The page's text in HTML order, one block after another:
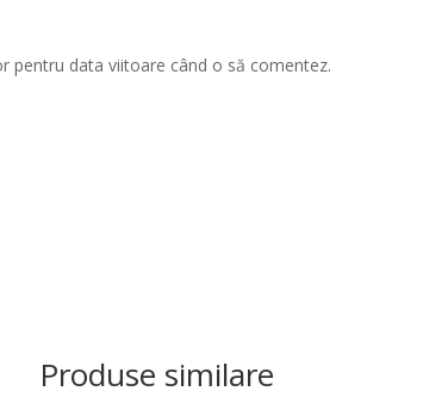
pentru data viitoare când o să comentez.
Produse similare